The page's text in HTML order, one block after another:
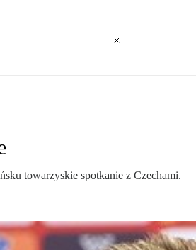
towarzyskie spotkanie z Czechami.